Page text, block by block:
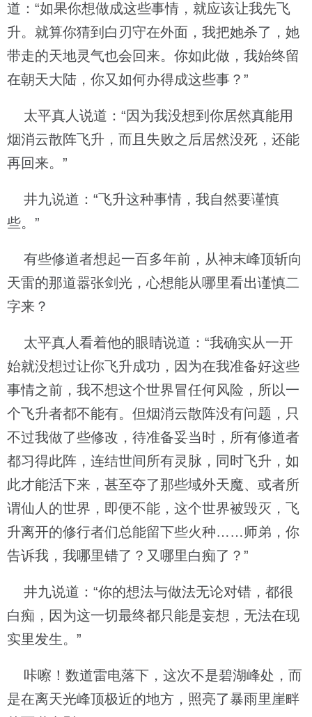
道：“如果你想做成这些事情，就应该让我先飞
升。就算你猜到白刃守在外面，我把她杀了，她
带走的天地灵气也会回来。你如此做，我始终留
在朝天大陆，你又如何办得成这些事？”
太平真人说道：“因为我没想到你居然真能用
烟消云散阵飞升，而且失败之后居然没死，还能
再回来。”
井九说道：“飞升这种事情，我自然要谨慎
些。”
有些修道者想起一百多年前，从神末峰顶斩向
天雷的那道嚣张剑光，心想能从哪里看出谨慎二
字来？
太平真人看着他的眼睛说道：“我确实从一开
始就没想过让你飞升成功，因为在我准备好这些
事情之前，我不想这个世界冒任何风险，所以一
个飞升者都不能有。但烟消云散阵没有问题，只
不过我做了些修改，待准备妥当时，所有修道者
都习得此阵，连结世间所有灵脉，同时飞升，如
此才能活下来，甚至夺了那些域外天魔、或者所
谓仙人的世界，即便不能，这个世界被毁灭，飞
升离开的修行者们总能留下些火种……师弟，你
告诉我，我哪里错了？又哪里白痴了？”
井九说道：“你的想法与做法无论对错，都很
白痴，因为这一切最终都只能是妄想，无法在现
实里发生。”
咔嚓！数道雷电落下，这次不是碧湖峰处，而
是在离天光峰顶极近的地方，照亮了暴雨里崖畔